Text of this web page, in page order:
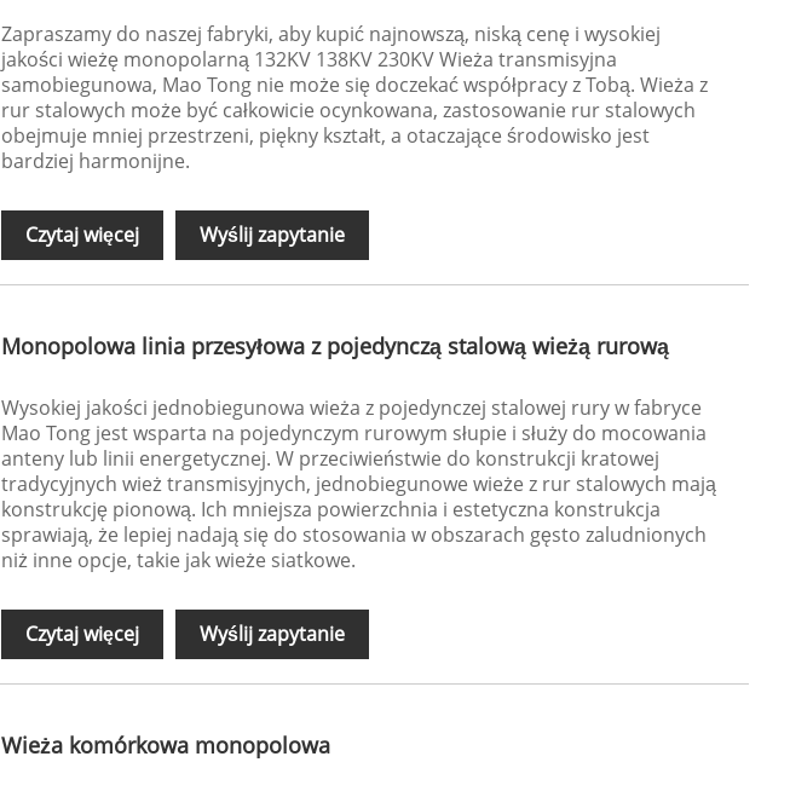
Zapraszamy do naszej fabryki, aby kupić najnowszą, niską cenę i wysokiej
jakości wieżę monopolarną 132KV 138KV 230KV Wieża transmisyjna
samobiegunowa, Mao Tong nie może się doczekać współpracy z Tobą. Wieża z
rur stalowych może być całkowicie ocynkowana, zastosowanie rur stalowych
obejmuje mniej przestrzeni, piękny kształt, a otaczające środowisko jest
bardziej harmonijne.
Czytaj więcej Wyślij zapytanie
Monopolowa linia przesyłowa z pojedynczą stalową wieżą rurową
Wysokiej jakości jednobiegunowa wieża z pojedynczej stalowej rury w fabryce
Mao Tong jest wsparta na pojedynczym rurowym słupie i służy do mocowania
anteny lub linii energetycznej. W przeciwieństwie do konstrukcji kratowej
tradycyjnych wież transmisyjnych, jednobiegunowe wieże z rur stalowych mają
konstrukcję pionową. Ich mniejsza powierzchnia i estetyczna konstrukcja
sprawiają, że lepiej nadają się do stosowania w obszarach gęsto zaludnionych
niż inne opcje, takie jak wieże siatkowe.
Czytaj więcej Wyślij zapytanie
Wieża komórkowa monopolowa